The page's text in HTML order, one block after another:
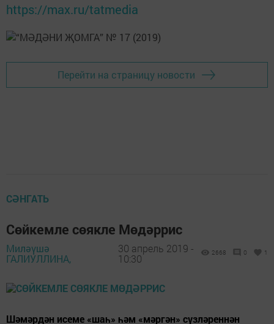
https://max.ru/tatmedia
Перейти на страницу новости
СӘНГАТЬ
Сөйкемле сөякле Мөдәррис
Миләүшә
ГАЛИУЛЛИНА,
30 апрель 2019 -
10:30
2668 0 1
Шәмәрдән исеме «шаһ» һәм «мәргән» сүзләреннән